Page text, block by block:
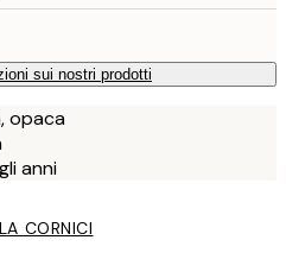
sui nostri prodotti
opaca
anni
CORNICI